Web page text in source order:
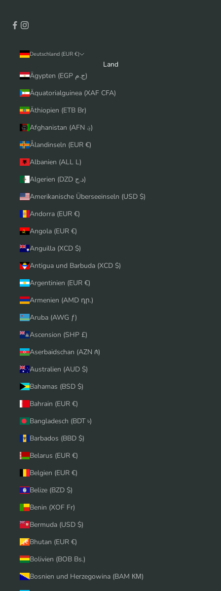
Deutschland (EUR €)
Land
Ägypten (EGP ج.م)
Äquatorialguinea (XAF CFA)
Äthiopien (ETB Br)
Afghanistan (AFN ؋)
Ålandinseln (EUR €)
Albanien (ALL L)
Algerien (DZD د.ج)
Amerikanische Überseeinseln (USD $)
Andorra (EUR €)
Angola (EUR €)
Anguilla (XCD $)
Antigua und Barbuda (XCD $)
Argentinien (EUR €)
Armenien (AMD դր.)
Aruba (AWG ƒ)
Ascension (SHP £)
Aserbaidschan (AZN ₼)
Australien (AUD $)
Bahamas (BSD $)
Bahrain (EUR €)
Bangladesch (BDT ৳)
Barbados (BBD $)
Belarus (EUR €)
Belgien (EUR €)
Belize (BZD $)
Benin (XOF Fr)
Bermuda (USD $)
Bhutan (EUR €)
Bolivien (BOB Bs.)
Bosnien und Herzegowina (BAM КМ)